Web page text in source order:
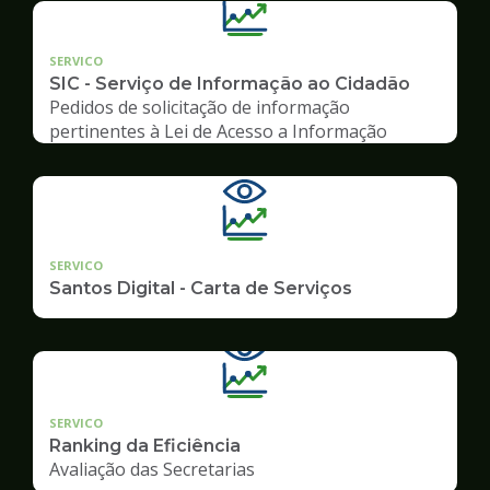
SERVICO
SIC - Serviço de Informação ao Cidadão
Pedidos de solicitação de informação
pertinentes à Lei de Acesso a Informação
SERVICO
Santos Digital - Carta de Serviços
SERVICO
Ranking da Eficiência
Avaliação das Secretarias